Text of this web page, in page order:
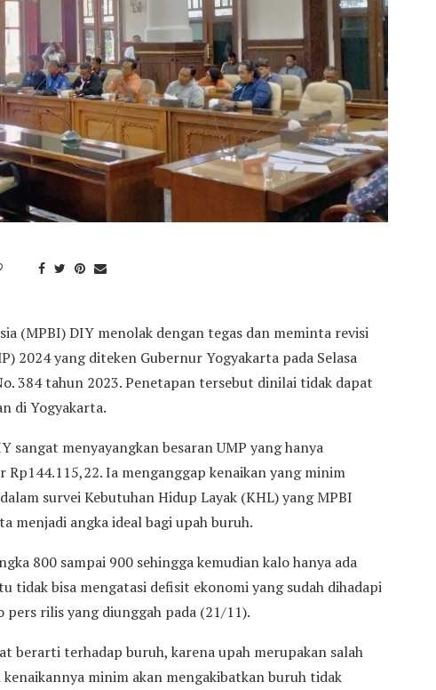
(MPBI) DIY menolak dengan tegas dan meminta revisi
2024 yang diteken Gubernur Yogyakarta pada Selasa
384 tahun 2023. Penetapan tersebut dinilai tidak dapat
di Yogyakarta.
menyayangkan besaran UMP yang hanya
Rp144.115,22. Ia menganggap kenaikan yang minim
survei Kebutuhan Hidup Layak (KHL) yang MPBI
menjadi angka ideal bagi upah buruh.
800 sampai 900 sehingga kemudian kalo hanya ada
tidak bisa mengatasi defisit ekonomi yang sudah dihadapi
pers rilis yang diunggah pada (21/11).
berarti terhadap buruh, karena upah merupakan salah
minim akan mengakibatkan buruh tidak